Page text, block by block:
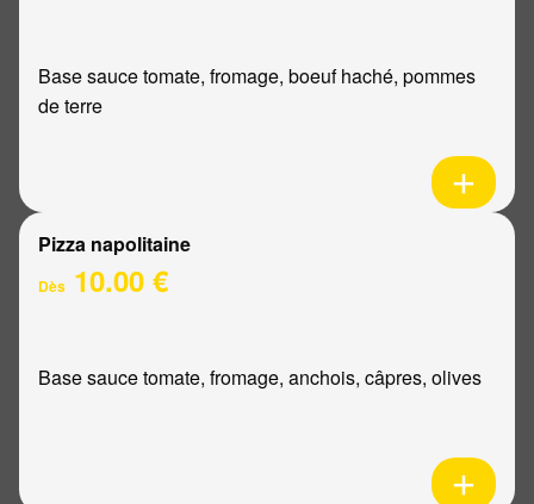
Base sauce tomate, fromage, boeuf haché, pommes
de terre
Pizza napolitaine
Dès 10.00 €
Base sauce tomate, fromage, anchois, câpres, olives